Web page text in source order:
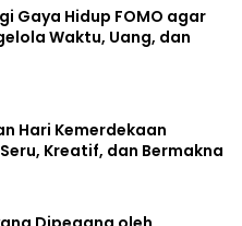
Gaya Hidup FOMO agar
Waktu, Uang, dan
Hari Kemerdekaan
Kreatif, dan Bermakna